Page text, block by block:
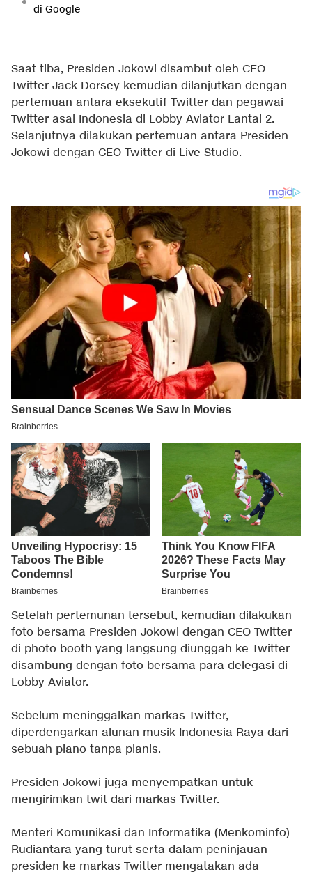
di Google
Saat tiba, Presiden Jokowi disambut oleh CEO
Twitter Jack Dorsey kemudian dilanjutkan dengan
pertemuan antara eksekutif Twitter dan pegawai
Twitter asal Indonesia di Lobby Aviator Lantai 2.
Selanjutnya dilakukan pertemuan antara Presiden
Jokowi dengan CEO Twitter di Live Studio.
Setelah pertemunan tersebut, kemudian dilakukan
foto bersama Presiden Jokowi dengan CEO Twitter
di photo booth yang langsung diunggah ke Twitter
disambung dengan foto bersama para delegasi di
Lobby Aviator.
Sebelum meninggalkan markas Twitter,
diperdengarkan alunan musik Indonesia Raya dari
sebuah piano tanpa pianis.
Presiden Jokowi juga menyempatkan untuk
mengirimkan twit dari markas Twitter.
Menteri Komunikasi dan Informatika (Menkominfo)
Rudiantara yang turut serta dalam peninjauan
presiden ke markas Twitter mengatakan ada